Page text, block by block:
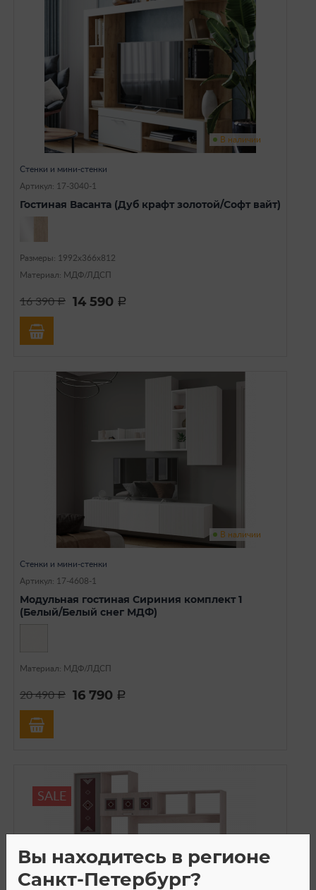
В наличии
Стенки и мини-стенки
Артикул: 17-3040-1
Гостиная Васанта (Дуб крафт золотой/Софт вайт)
Размеры: 1992х366х812
Материал: МДФ/ЛДСП
16 390a 14 590 a
В наличии
Стенки и мини-стенки
Артикул: 17-4608-1
Модульная гостиная Сириния комплект 1
(Белый/Белый снег МДФ)
Материал: МДФ/ЛДСП
20 490a 16 790 a
SALE
Вы находитесь в регионе
Санкт-Петербург?